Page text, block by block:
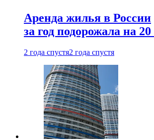
Аренда жилья в России
за год подорожала на
2 года спустя2 года спустя